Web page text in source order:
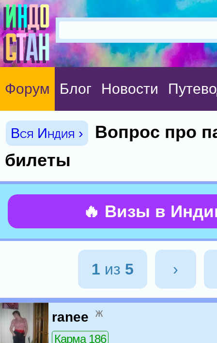
Форум Блог Новости
Вся Индия ›
Вопрос про
билеты
🔥 Визы в
1 из 5 ›
ranee ж
Карма 186